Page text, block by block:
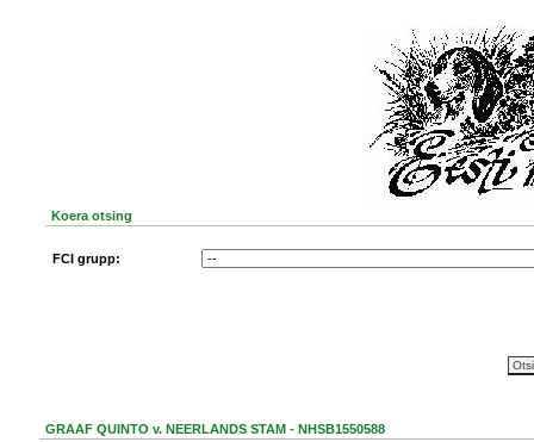
Koera otsing
FCI grupp:
GRAAF QUINTO v. NEERLANDS STAM - NHSB1550588